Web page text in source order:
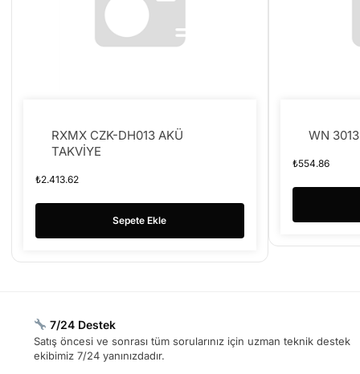
RXMX CZK-DH013 AKÜ
TAKVİYE
₺2.413.62
Sepete Ekle
WN
₺554.86
7/24 Destek
Satış öncesi ve sonrası tüm sorularınız için uzman teknik destek
ekibimiz 7/24 yanınızdadır.